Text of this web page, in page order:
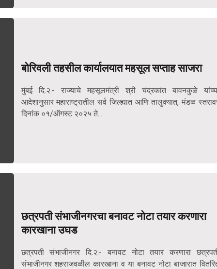
बोरिवली तहसील कार्यालयात महसूल सप्ताह साजरा
मुंबई दि.२:- राज्याचे महसूलमंत्री श्री चंद्रकांत बावनकुळे
आदेशानुसार महाराष्ट्रातील सर्व जिल्ह्यात आणि तालुक्यात, मंडळ
दिनांक ०१/ऑगस्ट २०२५ ते...
छत्रपती संभाजीनगरचा बनावट नोटा तयार करणारा
कारखाना उघड
छत्रपती संभाजीनगर दि.२:- बनावट नोटा तयार करणारा
संभाजीनगर शहराजवळील कारखाना व या बनावट नोटा बाजारात